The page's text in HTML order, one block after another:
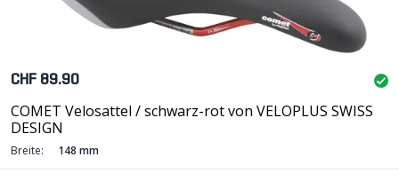
CHF 89.90
COMET Velosattel / schwarz-rot von VELOPLUS SWISS
DESIGN
Breite: 148 mm